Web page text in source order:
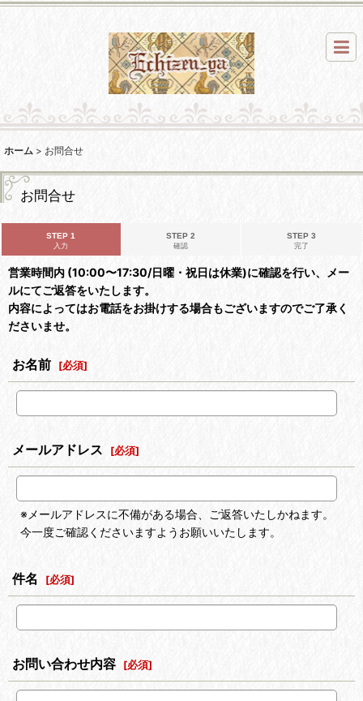
ホーム > お問合せ
お問合せ
STEP 1
入力
STEP 2
確認
STEP 3
完了
営業時間内 (10:00〜17:30/日曜・祝日は休業)に確認を行い、メー
ルにてご返答をいたします。
内容によってはお電話をお掛けする場合もございますのでご了承く
ださいませ。
お名前 [必須]
メールアドレス [必須]
※メールアドレスに不備がある場合、ご返答いたしかねます。
今一度ご確認くださいますようお願いいたします。
件名 [必須]
お問い合わせ内容 [必須]